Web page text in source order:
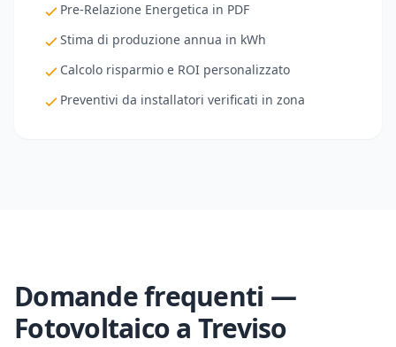
Pre-Relazione Energetica in PDF
Stima di produzione annua in kWh
Calcolo risparmio e ROI personalizzato
Preventivi da installatori verificati in zona
Domande frequenti —
Fotovoltaico a Treviso